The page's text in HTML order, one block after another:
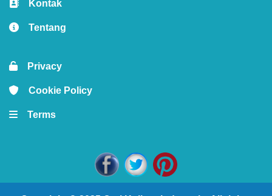
Kontak
Tentang
Privacy
Cookie Policy
Terms